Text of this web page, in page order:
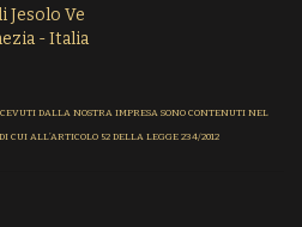
Jesolo Ve
- Italia
DALLA NOSTRA IMPRESA SONO CONTENUTI NEL
CUI ALL’ARTICOLO 52 DELLA LEGGE 234/2012